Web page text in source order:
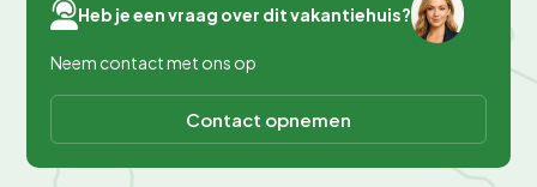
Heb je een vraag over dit vakantiehuis?
Neem contact met ons op
Contact opnemen